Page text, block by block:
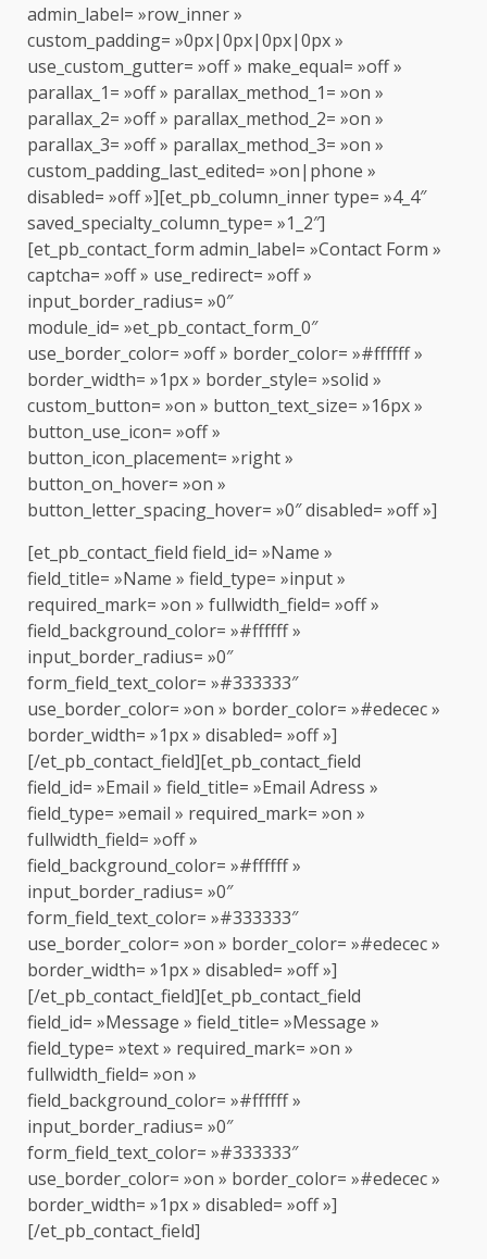
admin_label= »row_inner »
custom_padding= »0px|0px|0px|0px »
use_custom_gutter= »off » make_equal= »off »
parallax_1= »off » parallax_method_1= »on »
parallax_2= »off » parallax_method_2= »on »
parallax_3= »off » parallax_method_3= »on »
custom_padding_last_edited= »on|phone »
disabled= »off »][et_pb_column_inner type= »4_4″
saved_specialty_column_type= »1_2″]
[et_pb_contact_form admin_label= »Contact Form »
captcha= »off » use_redirect= »off »
input_border_radius= »0″
module_id= »et_pb_contact_form_0″
use_border_color= »off » border_color= »#ffffff »
border_width= »1px » border_style= »solid »
custom_button= »on » button_text_size= »16px »
button_use_icon= »off »
button_icon_placement= »right »
button_on_hover= »on »
button_letter_spacing_hover= »0″ disabled= »off »]
[et_pb_contact_field field_id= »Name »
field_title= »Name » field_type= »input »
required_mark= »on » fullwidth_field= »off »
field_background_color= »#ffffff »
input_border_radius= »0″
form_field_text_color= »#333333″
use_border_color= »on » border_color= »#edecec »
border_width= »1px » disabled= »off »]
[/et_pb_contact_field][et_pb_contact_field
field_id= »Email » field_title= »Email Adress »
field_type= »email » required_mark= »on »
fullwidth_field= »off »
field_background_color= »#ffffff »
input_border_radius= »0″
form_field_text_color= »#333333″
use_border_color= »on » border_color= »#edecec »
border_width= »1px » disabled= »off »]
[/et_pb_contact_field][et_pb_contact_field
field_id= »Message » field_title= »Message »
field_type= »text » required_mark= »on »
fullwidth_field= »on »
field_background_color= »#ffffff »
input_border_radius= »0″
form_field_text_color= »#333333″
use_border_color= »on » border_color= »#edecec »
border_width= »1px » disabled= »off »]
[/et_pb_contact_field]